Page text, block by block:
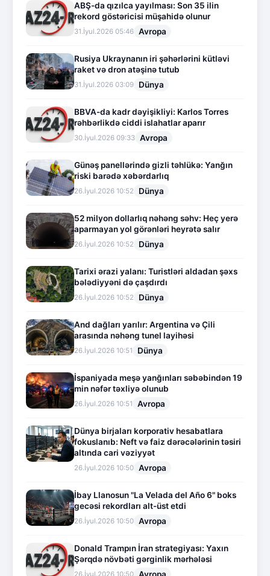
ABŞ-da qızılca yayılması: Son 35 ilin
rekord göstəricisi müşahidə olunur
31.İyul.2026 05:46 Avropa
Rusiya Ukraynanın iri şəhərlərini kütləvi
raket və dron atəşinə tutub
31.İyul.2026 03:09 Dünya
BBVA-da kadr dəyişikliyi: Karlos Torres
rəhbərlikdə ciddi islahatlar aparır
30.İyul.2026 09:33 Avropa
Günəş panellərində gizli təhlükə: Yanğın
riski barədə xəbərdarlıq
26.İyul.2026 10:52 Dünya
52 milyon dollarlıq nəhəng səhv: Heç yerə
aparmayan yol görənləri heyrətə salır
26.İyul.2026 10:52 Dünya
Tarixi ərazi yalanı: Turistləri aldadan şəxs
bələdiyyəni də çaşdırdı
26.İyul.2026 10:52 Dünya
And dağları yarılır: Argentina və Çili
arasında nəhəng tunel layihəsi
26.İyul.2026 10:51 Dünya
İspaniyada meşə yanğınları səbəbindən 19
min nəfər təxliyə olunub
26.İyul.2026 10:51 Avropa
Dünya birjaları korporativ hesabatlara
fokuslanıb: Neft və faiz dərəcələrinin təsiri
altında cari vəziyyət
26.İyul.2026 10:50 Avropa
İbay Llanosun "La Velada del Año 6" boks
gecəsi rekordları alt-üst etdi
26.İyul.2026 10:50 Avropa
Donald Trampın İran strategiyası: Yaxın
Şərqdə növbəti gərginlik mərhələsi